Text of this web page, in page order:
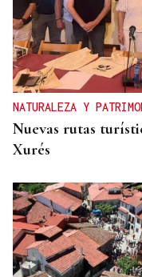
NATURALEZA Y
Nuevas rutas
Xurés